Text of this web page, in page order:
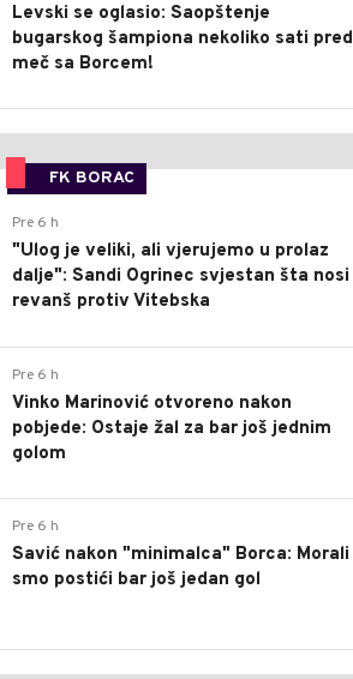
Levski se oglasio: Saopštenje
bugarskog šampiona nekoliko sati pred
meč sa Borcem!
FK BORAC
Pre 6 h
"Ulog je veliki, ali vjerujemo u prolaz
dalje": Sandi Ogrinec svjestan šta nosi
revanš protiv Vitebska
Pre 6 h
Vinko Marinović otvoreno nakon
pobjede: Ostaje žal za bar još jednim
golom
Pre 6 h
Savić nakon "minimalca" Borca: Morali
smo postići bar još jedan gol